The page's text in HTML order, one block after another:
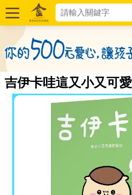
吉伊卡哇這又小又可